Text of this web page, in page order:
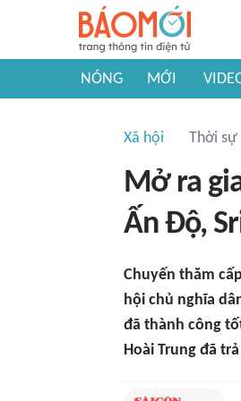
NÓNG MỚI
Xã hội Thời sự
Mở ra
Ấn Độ,
Chuyến thăm
hội chủ nghĩa
đã thành công
Hoài Trung đã